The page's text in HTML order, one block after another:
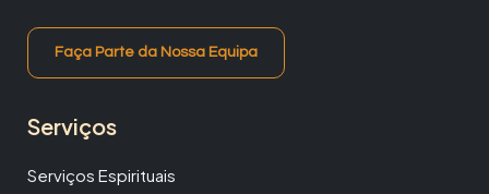
Faça Parte da Nossa Equipa
Serviços
Serviços Espirituais